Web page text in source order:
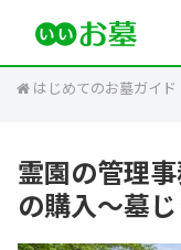
はじめてのお墓ガイド
霊園の管理
の購入～墓